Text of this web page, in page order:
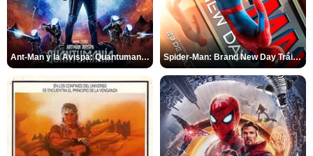
Ant-Man y la Avispa: Quantumanía Tráiler (2) Spider-Man: Brand New Day Tráiler (3)